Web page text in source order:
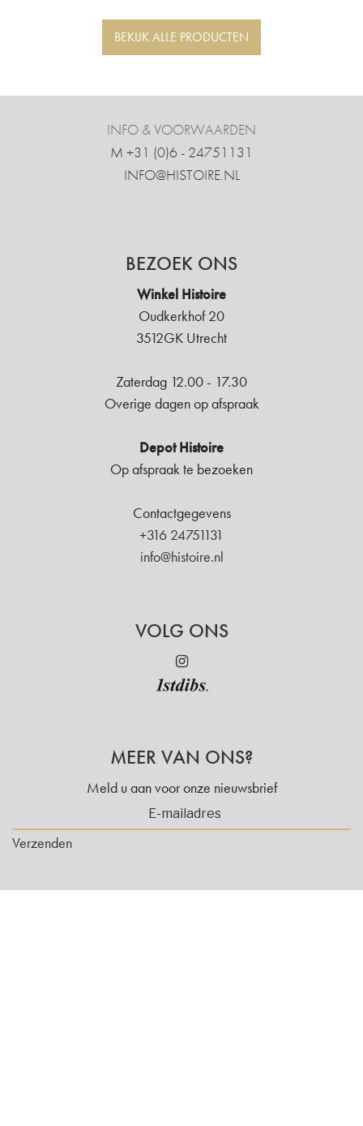
BEKIJK ALLE PRODUCTEN
INFO & VOORWAARDEN
M +31 ‍(0)6 - 24751131
INFO@HISTOIRE.NL
BEZOEK ONS
Winkel Histoire
Oudkerkhof 20
3512GK Utrecht
Zaterdag 12.00 - 17.30
Overige dagen op afspraak
Depot Histoire
Op afspraak te bezoeken
Contactgegevens
+316 24751131
info@histoire.nl
VOLG ONS
MEER VAN ONS?
Meld u aan voor onze nieuwsbrief